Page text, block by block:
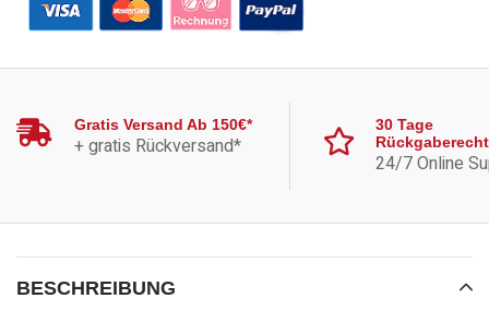
Gratis Versand Ab 150€*
+ gratis Rückversand*
30 Tage
Rückgaberecht
24/7 Online
BESCHREIBUNG